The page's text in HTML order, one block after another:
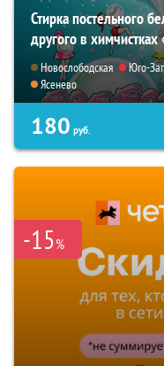
Стирка постельного
другого в химчистках
Новослободская Юго-
Ясенево
180 руб.
-15%